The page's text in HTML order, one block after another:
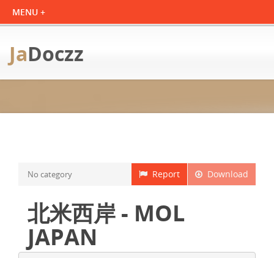
JaDoczz
Download
Report
No category
北米西岸 - MOL
JAPAN